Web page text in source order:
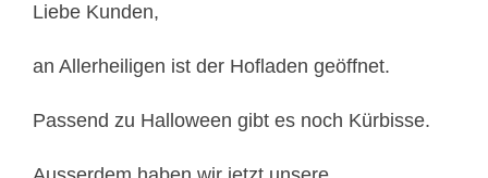
Liebe Kunden,
an Allerheiligen ist der Hofladen geöffnet.
Passend zu Halloween gibt es noch Kürbisse.